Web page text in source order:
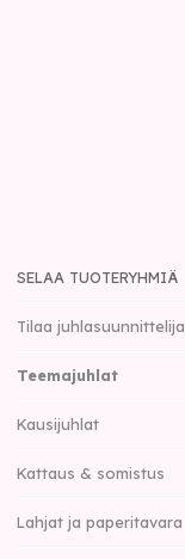
SELAA TUOTERYHMIÄ
Tilaa juhlasuunnittelija
Teemajuhlat
Kausijuhlat
Kattaus & somistus
Lahjat ja paperitavara